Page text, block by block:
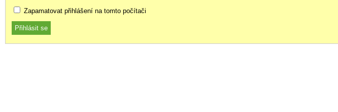
Zapamatovat přihlášení na tomto počítači